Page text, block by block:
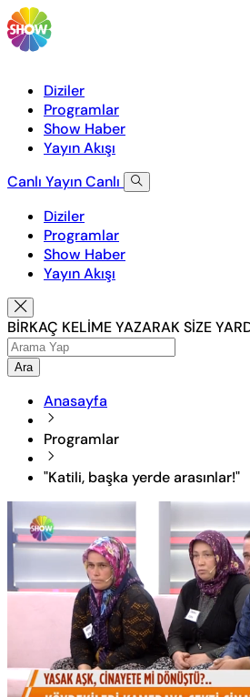
Diziler
Programlar
Show Haber
Yayın Akışı
Canlı YayınCanlı
Diziler
Programlar
Show Haber
Yayın Akışı
BİRKAÇ KELİME YAZARAK SİZE
Ara
Anasayfa
Programlar
"Katili, başka yerde arasınlar!"
Yüklendi:
23.00%